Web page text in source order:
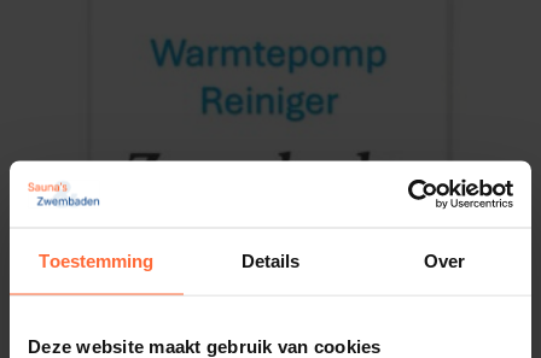
Toestemming Details Over
Deze website maakt gebruik van cookies